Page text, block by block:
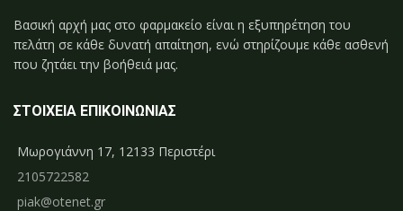
Βασική αρχή μας στο φαρμακείο είναι η εξυπηρέτηση του
πελάτη σε κάθε δυνατή απαίτηση, ενώ στηρίζουμε κάθε ασθενή
που ζητάει την βοήθειά μας.
ΣΤΟΙΧΕΙΑ ΕΠΙΚΟΙΝΩΝΙΑΣ
Μωρογιάννη 17, 12133 Περιστέρι
2105722582
piak@otenet.gr